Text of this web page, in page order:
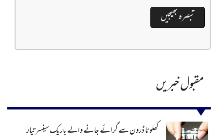
مقبول خبریں
کھلونا ڈرون سے گرائے جانے والے باریک سینسر تیار